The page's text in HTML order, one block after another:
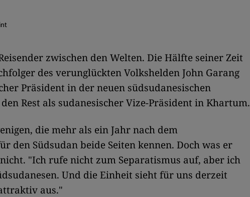
zwischen den Welten. Die Hälfte seiner Zeit
des verunglückten Volkshelden John Garang
Präsident in der neuen südsudanesischen
Rest als sudanesischer Vize-Präsident in Khartum.
die mehr als ein Jahr nach dem
den Südsudan beide Seiten kennen. Doch was er
"Ich rufe nicht zum Separatismus auf, aber ich
Und die Einheit sieht für uns derzeit
aus."